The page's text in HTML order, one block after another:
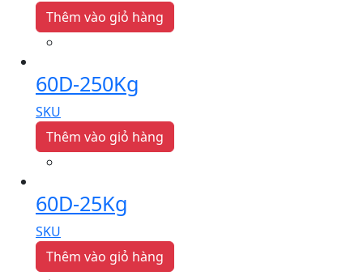
Thêm vào giỏ hàng
60D-250Kg
SKU
Thêm vào giỏ hàng
60D-25Kg
SKU
Thêm vào giỏ hàng